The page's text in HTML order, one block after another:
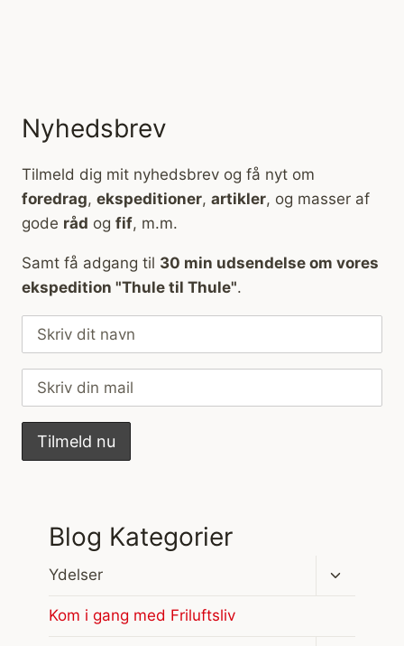
Nyhedsbrev
Tilmeld dig mit nyhedsbrev og få nyt om
foredrag, ekspeditioner, artikler, og masser af
gode råd og fif, m.m.
Samt få adgang til 30 min udsendelse om vores
ekspedition "Thule til Thule".
Blog Kategorier
Ydelser
Skift
Kom i gang med Friluftsliv